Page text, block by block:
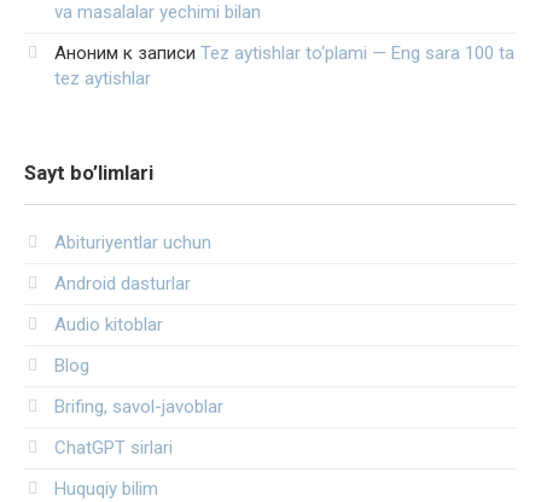
va masalalar yechimi bilan
Аноним к записи Tez aytishlar to‘plami — Eng sara 100 ta
tez aytishlar
Sayt bo’limlari
Abituriyentlar uchun
Android dasturlar
Audio kitoblar
Blog
Brifing, savol-javoblar
ChatGPT sirlari
Huquqiy bilim